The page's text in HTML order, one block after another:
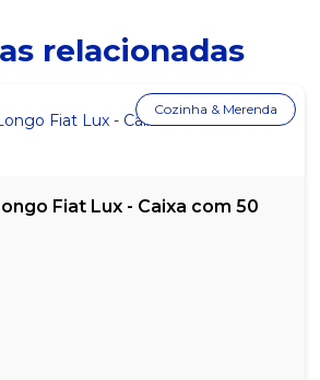
relacionadas
Fiat Lux - Caixa com 50
Cozinha & Merenda